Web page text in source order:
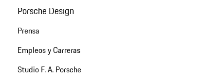
Porsche Design
Prensa
Empleos y Carreras
Studio F. A. Porsche